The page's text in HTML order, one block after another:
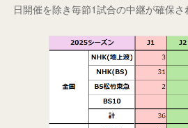
日開催を除き毎節1試合の中継が確保さ